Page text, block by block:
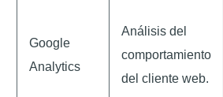
Google
Analytics
Análisis del
comportamiento
del cliente web.